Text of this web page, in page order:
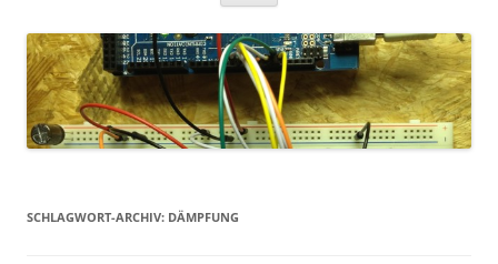
SCHLAGWORT-ARCHIV: DÄMPFUNG